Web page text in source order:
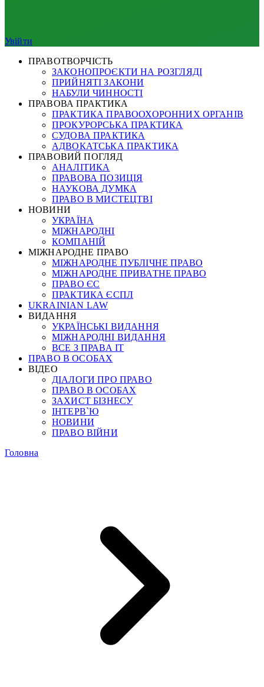
Увійти
ПРАВОТВОРЧІСТЬ
ЗАКОНОПРОЄКТИ НА РОЗГЛЯДІ
ПРИЙНЯТІ ЗАКОНИ
НАБУЛИ ЧИННОСТІ
ПРАВОВА ПРАКТИКА
ПРАКТИКА ПРАВООХОРОННИХ ОРГАНІВ
ПРОКУРОРСЬКА ПРАКТИКА
СУДОВА ПРАКТИКА
АДВОКАТСЬКА ПРАКТИКА
ПРАВОВИЙ ПОГЛЯД
АНАЛІТИКА
ПРАВОВА ПОЗИЦІЯ
НАУКОВА ДУМКА
ПРАВО В МИСТЕЦТВІ
НОВИНИ
УКРАЇНА
МІЖНАРОДНІ
КОМПАНІЙ
МІЖНАРОДНЕ ПРАВО
МІЖНАРОДНЕ ПУБЛІЧНЕ ПРАВО
МІЖНАРОДНЕ ПРИВАТНЕ ПРАВО
ПРАВО ЄС
ПРАКТИКА ЄСПЛ
UKRAINIAN LAW
ВИДАННЯ
УКРАЇНСЬКІ ВИДАННЯ
МІЖНАРОДНІ ВИДАННЯ
ВСЕ З ПРАВА ІТ
ПРАВО В ОСОБАХ
ВІДЕО
ДІАЛОГИ ПРО ПРАВО
ПРАВО В ОСОБАХ
ЗАХИСТ БІЗНЕСУ
ІНТЕРВ`Ю
НОВИНИ
ПРАВО ВІЙНИ
Головна